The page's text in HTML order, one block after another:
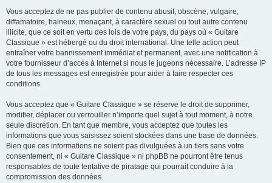
Vous acceptez de ne pas publier de contenu abusif, obscène, vulgaire,
diffamatoire, haineux, menaçant, à caractère sexuel ou tout autre contenu
illicite, que ce soit en vertu des lois de votre pays, du pays où « Guitare
Classique » est hébergé ou du droit international. Une telle action peut
entraîner votre bannissement immédiat et permanent, avec une notification à
votre fournisseur d’accès à Internet si nous le jugeons nécessaire. L’adresse IP
de tous les messages est enregistrée pour aider à faire respecter ces
conditions.
Vous acceptez que « Guitare Classique » se réserve le droit de supprimer,
modifier, déplacer ou verrouiller n’importe quel sujet à tout moment, à notre
seule discrétion. En tant que membre, vous acceptez que toutes les
informations que vous saisissez soient stockées dans une base de données.
Bien que ces informations ne soient pas divulguées à un tiers sans votre
consentement, ni « Guitare Classique » ni phpBB ne pourront être tenus
responsables de toute tentative de piratage qui pourrait conduire à la
compromission des données.